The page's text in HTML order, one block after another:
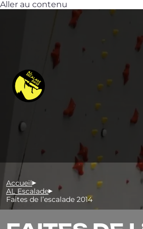
Aller au contenu
Accueil
AL Escalade
Faites de l’escalade 2014